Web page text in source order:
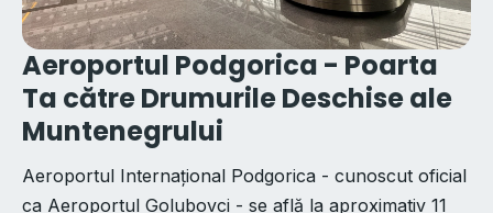
Aeroportul Podgorica - Poarta
Ta către Drumurile Deschise ale
Muntenegrului
Aeroportul Internațional Podgorica - cunoscut oficial
ca Aeroportul Golubovci - se află la aproximativ 11